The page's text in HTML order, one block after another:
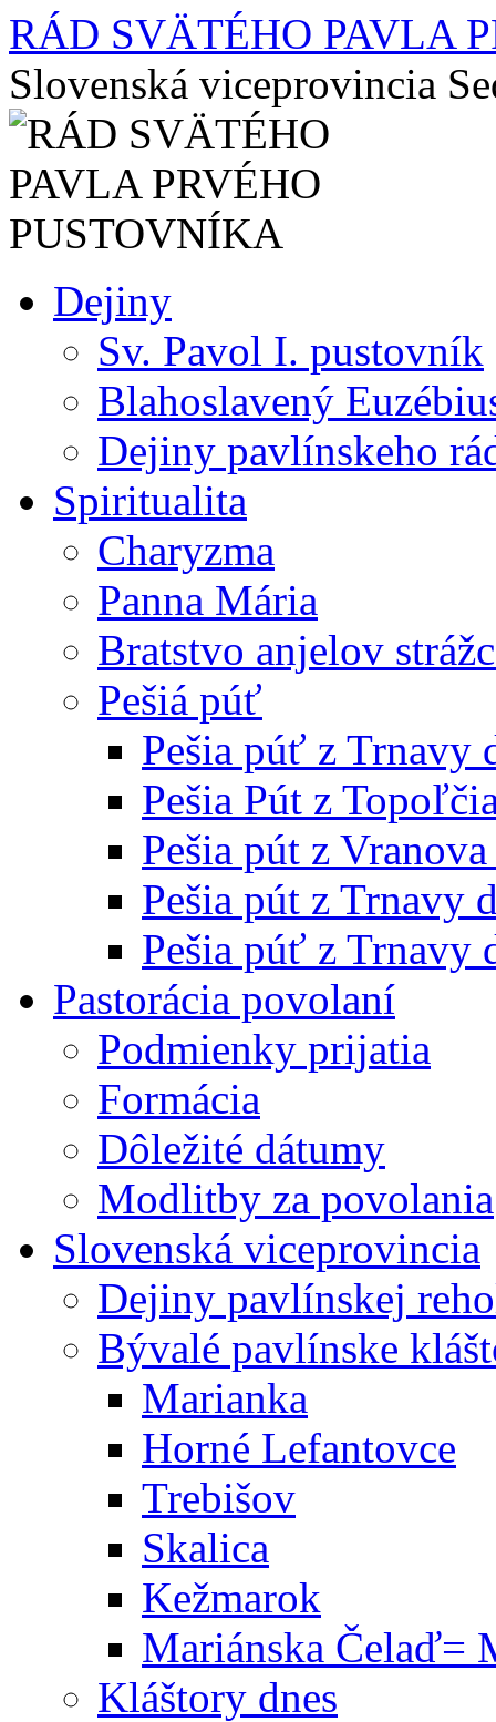
RÁD SVÄTÉHO PAVLA
Slovenská viceprovincia
Preskočiť
na
Dejiny
Sv. Pavol I. pustovník
Blahoslavený
Dejiny pavlínskeho
Spiritualita
Charyzma
Panna Mária
Bratstvo anjelov
Pešiá púť
Pešia púť z Trnavy
Pešia Pút z
Pešia pút z
Pešia pút z Trnavy
Pešia púť z Trnavy
Pastorácia povolaní
Podmienky prijatia
Formácia
Dôležité dátumy
Modlitby za povolania
Slovenská viceprovincia
Dejiny pavlínskej
Bývalé pavlínske
Marianka
Horné Lefantovce
Trebišov
Skalica
Kežmarok
Mariánska Čelaď=
Kláštory dnes